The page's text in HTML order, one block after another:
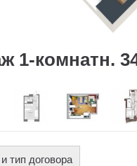
1-комнатн.
тип договора